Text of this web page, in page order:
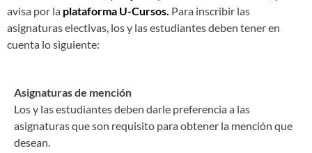
avisa por la plataforma U-Cursos. Para inscribir las
asignaturas electivas, los y las estudiantes deben tener en
cuenta lo siguiente:
Asignaturas de mención
Los y las estudiantes deben darle preferencia a las
asignaturas que son requisito para obtener la mención que
desean.